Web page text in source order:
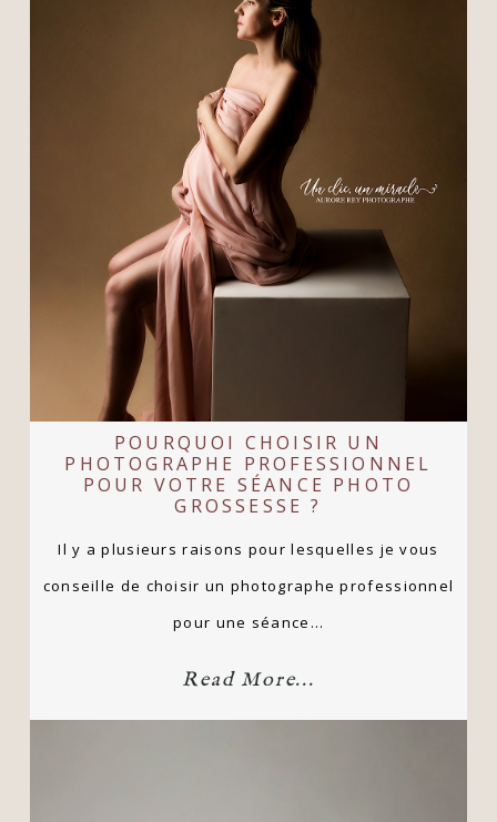
POURQUOI CHOISIR UN
PHOTOGRAPHE PROFESSIONNEL
POUR VOTRE SÉANCE PHOTO
GROSSESSE ?
Il y a plusieurs raisons pour lesquelles je vous
conseille de choisir un photographe professionnel
pour une séance…
Read More...